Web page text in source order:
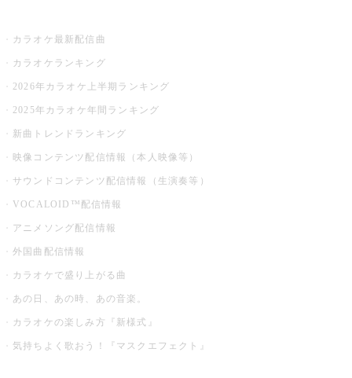
カラオケ最新配信曲
カラオケランキング
2026年カラオケ上半期ランキング
2025年カラオケ年間ランキング
新曲トレンドランキング
映像コンテンツ配信情報（本人映像等）
サウンドコンテンツ配信情報（生演奏等）
VOCALOID™配信情報
アニメソング配信情報
外国曲配信情報
カラオケで盛り上がる曲
あの日、あの時、あの音楽。
カラオケの楽しみ方『新様式』
気持ちよく歌おう！『マスクエフェクト』